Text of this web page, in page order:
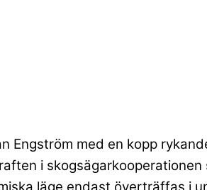
Engström med en kopp
i
läge endast överträffas i